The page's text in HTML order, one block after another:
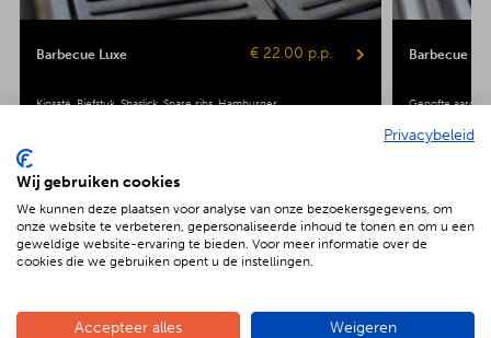
Barbecue Luxe € 22.00 p.p.
Kipsaté Biefstuk Shaslick Spare ribs Hamburger
Barbecue
Gepofte
Maiskolf
Privacybeleid
Wij gebruiken cookies
We kunnen deze plaatsen voor analyse van onze bezoekersgegevens, om
onze website te verbeteren, gepersonaliseerde inhoud te tonen en om u een
geweldige website-ervaring te bieden. Voor meer informatie over de
cookies die we gebruiken opent u de instellingen.
Accepteer alles Weigeren